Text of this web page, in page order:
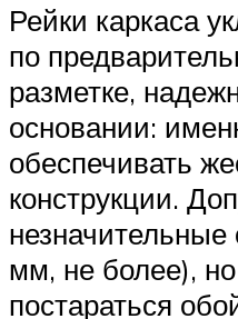
Рейки каркаса
по
разметке,
основании:
обеспечивать
конструкции.
незначительные
мм, не более),
постараться